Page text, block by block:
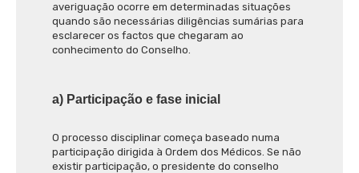
averiguação ocorre em determinadas situações
quando são necessárias diligências sumárias para
esclarecer os factos que chegaram ao
conhecimento do Conselho.
a) Participação e fase inicial
O processo disciplinar começa baseado numa
participação dirigida à Ordem dos Médicos. Se não
existir participação, o presidente do conselho